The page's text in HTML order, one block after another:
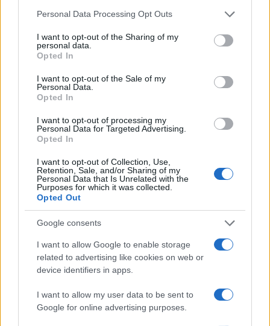
Please note that this website/app uses one or more Google
not limited to your visit or usage behaviour. You may click to
grant or deny consent to Google and its third-party tags to
use your data for below specified purposes in below Google
consent section.
Personal Data Processing Opt Outs
I want to opt-out of the Sharing of my
personal data.
Opted In
I want to opt-out of the Sale of my
Personal Data.
Opted In
I want to opt-out of processing my
Personal Data for Targeted Advertising.
Opted In
I want to opt-out of Collection, Use,
Retention, Sale, and/or Sharing of my
Personal Data that Is Unrelated with the
Purposes for which it was collected.
Opted Out
Google consents
I want to allow Google to enable storage
related to advertising like cookies on web or
device identifiers in apps.
I want to allow my user data to be sent to
Google for online advertising purposes.
Arrestati cinque agenti della polizia locale di Milano: le
accuse e i dettagli
Alessandro Tassinari · 7 Ago 2026
NEWS
Don Antonio Mazzi: l’ultimo saluto a Milano tra
emozioni e canti
Marco Tessari · 3 Ago 2026